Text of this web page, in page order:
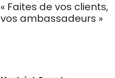
« Faites de vos clients,
vos ambassadeurs »